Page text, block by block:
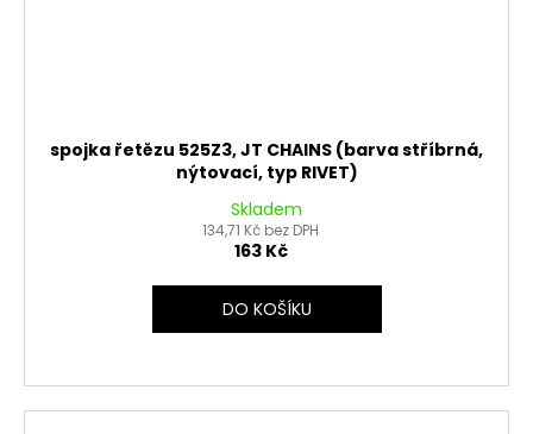
spojka řetězu 525Z3, JT CHAINS (barva stříbrná,
nýtovací, typ RIVET)
Skladem
134,71 Kč bez DPH
163 Kč
DO KOŠÍKU